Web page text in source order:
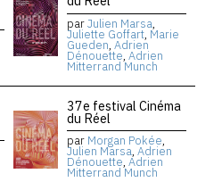
parJulien Marsa,
Juliette Goffart, Marie
Gueden, Adrien
Dénouette, Adrien
Mitterrand Munch
37e festival Cinéma
du Réel
par Morgan Pokée,
Julien Marsa, Adrien
Dénouette, Adrien
Mitterrand Munch